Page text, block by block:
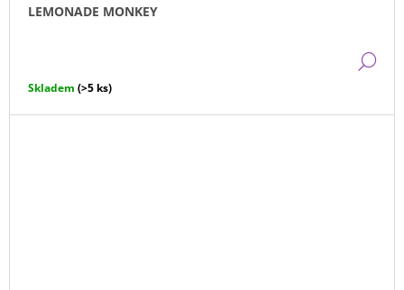
LEMONADE MONKEY
Skladem (>5 ks)